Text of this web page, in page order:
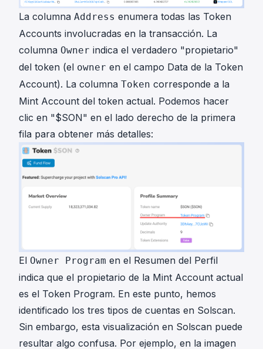
La columna Address enumera todas las Token
Accounts involucradas en la transacción. La
columna Owner indica el verdadero "propietario"
del token (el owner en el campo Data de la Token
Account). La columna Token corresponde a la
Mint Account del token actual. Podemos hacer
clic en "$SON" en el lado derecho de la primera
fila para obtener más detalles:
El Owner Program en el Resumen del Perfil
indica que el propietario de la Mint Account actual
es el Token Program. En este punto, hemos
identificado los tres tipos de cuentas en Solscan.
Sin embargo, esta visualización en Solscan puede
resultar algo confusa. Por ejemplo, en la imagen